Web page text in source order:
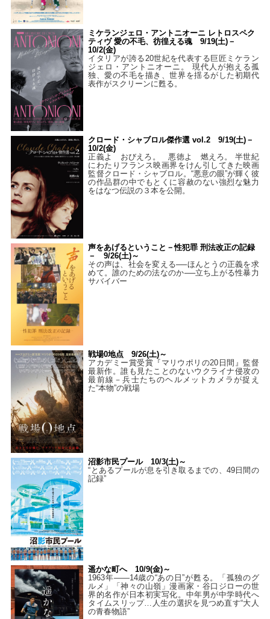
ミケランジェロ・アントニオーニ レトロスペク
ティヴ 愛の不毛、彷徨える魂 9/19(土)－
10/2(金)
イタリアが誇る20世紀を代表する巨匠ミケラン
ジェロ・アントニオーニ。 現代人が抱える孤
独、愛の不毛を描き、世界を揺るがした初期代
表作がスクリーンに甦る。
クロード・シャブロル傑作選 vol.2 9/19(土)－
10/2(金)
正義よ おびえろ。 悪徳よ 燃えろ。 半世紀
にわたりフランス映画界をけん引してきた映画
監督クロード・シャブロル。“悪意の眼”が輝く彼
の作品群の中でもとくに容赦のない強烈な魅力
をはなつ伝説の３本を公開。
声をあげるということ－性犯罪 刑法改正の記録
－ 9/26(土)～
その声は、社会を変える──ほんとうの正義を求
めて。誰のための法なのか──立ち上がる性暴力
サバイバー
戦場0地点 9/26(土)～
アカデミー賞受賞『マリウポリの20日間』監督
最新作。誰も見たことのないウクライナ侵攻の
最前線－兵士たちのヘルメットカメラが捉え
た“本物”の戦場
沼影市民プール 10/3(土)～
“とあるプールが息を引き取るまでの、49日間の
記録”
遥かな町へ 10/9(金)～
1963年――14歳の“あの日”が甦る。「孤独のグ
ルメ」「神々の山嶺」漫画家・谷口ジローの世
界的名作が日本初実写化。中年男が中学時代へ
タイムスリップ…人生の選択を見つめ直す“大人
の青春物語”